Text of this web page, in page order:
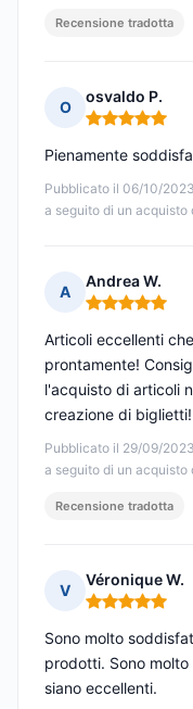
Recensione tradotta
O
osvaldo P.
Nota: 5 su 5
Pubblicato il 06/10/
a seguito di un
Pienamente
A
Andrea W.
Nota: 5 su 5
Pubblicato il 29/09/
a seguito di un acquisto
Articoli eccellenti
prontamente!
l'acquisto di articoli
creazione di biglietti!
Recensione tradotta
V
Véronique W.
Nota: 5 su 5
Sono molto
prodotti. Sono
siano eccellenti.